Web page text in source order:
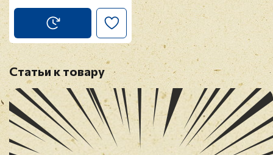
Статьи к товару